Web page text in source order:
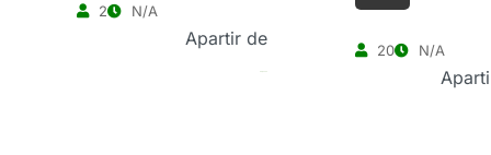
2 N/A
Apartir de
20 N/A